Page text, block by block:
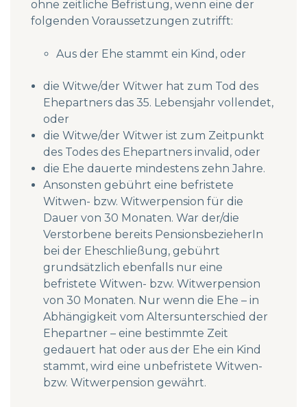
ohne zeitliche Befristung, wenn eine der
folgenden Voraussetzungen zutrifft:
Aus der Ehe stammt ein Kind, oder
die Witwe/der Witwer hat zum Tod des
Ehepartners das 35. Lebensjahr vollendet,
oder
die Witwe/der Witwer ist zum Zeitpunkt
des Todes des Ehepartners invalid, oder
die Ehe dauerte mindestens zehn Jahre.
Ansonsten gebührt eine befristete
Witwen- bzw. Witwerpension für die
Dauer von 30 Monaten. War der/die
Verstorbene bereits PensionsbezieherIn
bei der Eheschließung, gebührt
grundsätzlich ebenfalls nur eine
befristete Witwen- bzw. Witwerpension
von 30 Monaten. Nur wenn die Ehe – in
Abhängigkeit vom Altersunterschied der
Ehepartner – eine bestimmte Zeit
gedauert hat oder aus der Ehe ein Kind
stammt, wird eine unbefristete Witwen-
bzw. Witwerpension gewährt.